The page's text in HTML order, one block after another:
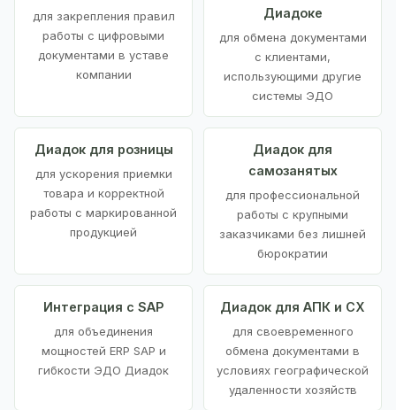
для закрепления правил
работы с цифровыми
документами в уставе
компании
Диадоке
для обмена документами
с клиентами,
использующими другие
системы ЭДО
Диадок для розницы
для ускорения приемки
товара и корректной
работы с маркированной
продукцией
Диадок для
самозанятых
для профессиональной
работы с крупными
заказчиками без лишней
бюрократии
Интеграция с SAP
для объединения
мощностей ERP SAP и
гибкости ЭДО Диадок
Диадок для АПК и СХ
для своевременного
обмена документами в
условиях географической
удаленности хозяйств